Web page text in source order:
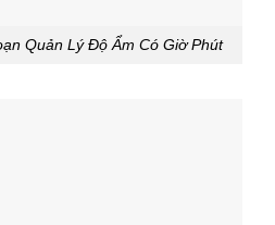
Quản Lý Độ Ẩm Có Giờ Phút